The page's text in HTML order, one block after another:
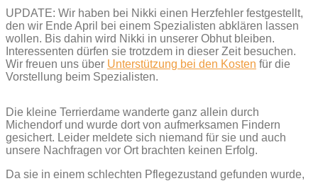
UPDATE: Wir haben bei Nikki einen Herzfehler festgestellt,
den wir Ende April bei einem Spezialisten abklären lassen
wollen. Bis dahin wird Nikki in unserer Obhut bleiben.
Interessenten dürfen sie trotzdem in dieser Zeit besuchen.
Wir freuen uns über Unterstützung bei den Kosten für die
Vorstellung beim Spezialisten.
Die kleine Terrierdame wanderte ganz allein durch
Michendorf und wurde dort von aufmerksamen Findern
gesichert. Leider meldete sich niemand für sie und auch
unsere Nachfragen vor Ort brachten keinen Erfolg.
Da sie in einem schlechten Pflegezustand gefunden wurde,